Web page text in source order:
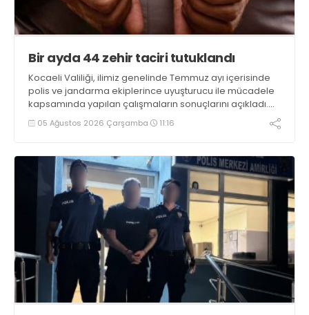
Bir ayda 44 zehir taciri tutuklandı
Kocaeli Valiliği, ilimiz genelinde Temmuz ayı içerisinde
polis ve jandarma ekiplerince uyuşturucu ile mücadele
kapsamında yapılan çalışmaların sonuçlarını açıkladı.
Çalışmalar sonucunda uyuşturucu ve uyarıcı madde
kullanan, ticaretini ve sevkiyatını yapan 44 şahıs
05 Ağustos 2026 Çarşamba 11:16